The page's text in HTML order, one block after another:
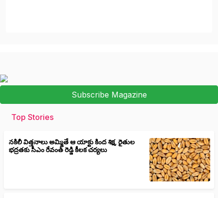
Subscribe Magazine
Top Stories
నకిలీ విత్తనాలు అమ్మితే ఆ యాక్టు కింద శిక్ష, రైతుల
భద్రతకు సీఎం రేవంత్ రెడ్డి కీలక చర్యలు